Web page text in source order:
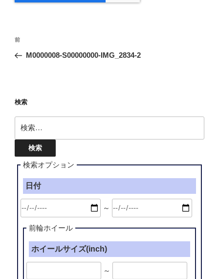
投
ナ
ー
シ
ョ
ン
前
の
前
M0000008-S00000000-IMG_2834-2
検索
索:
検索オプション
日付
～
前輪ホイール
ホイールサイズ(inch)
～